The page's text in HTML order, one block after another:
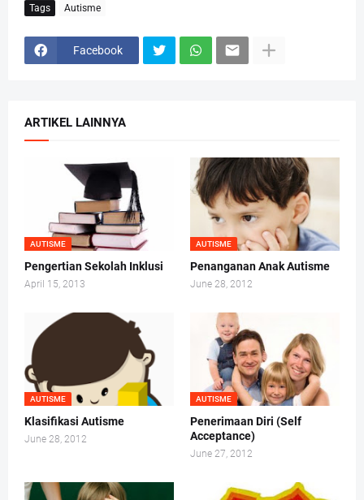
Tags Autisme
Facebook
ARTIKEL LAINNYA
AUTISME
Pengertian Sekolah Inklusi
April 15, 2013
AUTISME
Penanganan Anak Autisme
June 28, 2012
AUTISME
Klasifikasi Autisme
June 28, 2012
AUTISME
Penerimaan Diri (Self
Acceptance)
June 27, 2012